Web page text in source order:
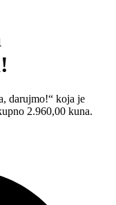
darujmo!“ koja je
2.960,00 kuna.